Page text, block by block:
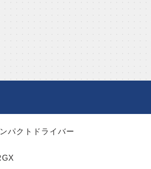
パクトドライバー